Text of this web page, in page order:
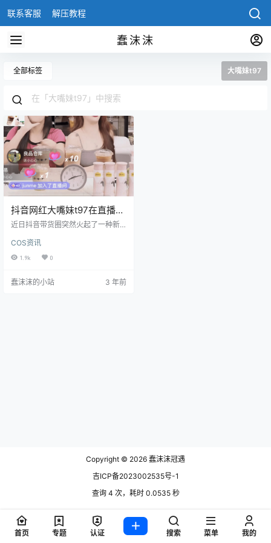
联系客服 解压教程
蠢沫沫
全部标签 大嘴妹t97
抖音网红大嘴妹t97在直播间
为什么突然哭了
近日抖音带货圈突然火起了一种新
原来是大嘴妹直播间带起的风潮，
人如其名大嘴妹的嘴比平常人大很
很多的网友进入T97咖啡的直播间。
COS资讯
1.9k 0
蠢沫沫的小站 3 年前
Copyright © 2026 蠢沫沫冠遇
吉ICP备2023002535号-1
查询 4 次，耗时 0.0535 秒
首页 专题 认证 搜索 菜单 我的